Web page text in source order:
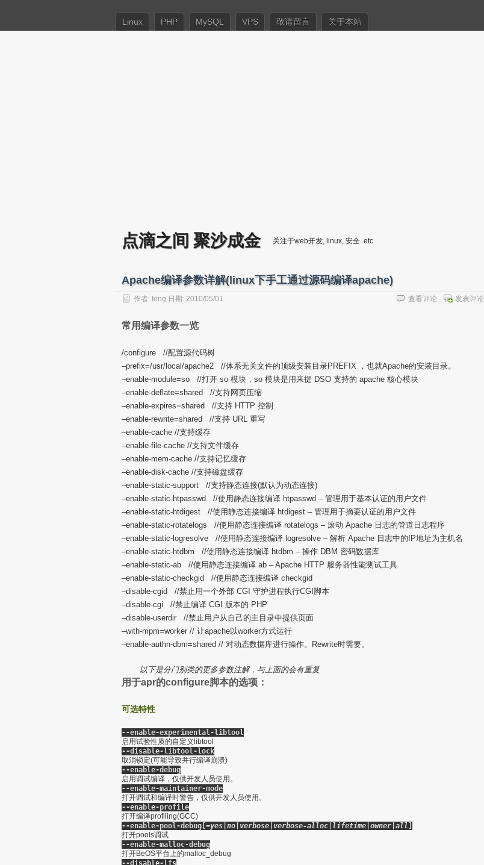
Linux PHP MySQL VPS 敬请留言 关于本站
点滴之间 聚沙成金 关注于web开发, linux, 安全. etc
Apache编译参数详解(linux下手工通过源码编译apache)
作者: feng 日期: 2010/05/01 发表评论
查看评论
常用编译参数一览
/configure //配置源代码树
–prefix=/usr/local/apache2 //体系无关文件的顶级安装目录PREFIX ，也就Apache的安装目录。
–enable-module=so //打开 so 模块，so 模块是用来提 DSO 支持的 apache 核心模块
–enable-deflate=shared //支持网页压缩
–enable-expires=shared //支持 HTTP 控制
–enable-rewrite=shared //支持 URL 重写
–enable-cache //支持缓存
–enable-file-cache //支持文件缓存
–enable-mem-cache //支持记忆缓存
–enable-disk-cache //支持磁盘缓存
–enable-static-support //支持静态连接(默认为动态连接)
–enable-static-htpasswd //使用静态连接编译 htpasswd – 管理用于基本认证的用户文件
–enable-static-htdigest //使用静态连接编译 htdigest – 管理用于摘要认证的用户文件
–enable-static-rotatelogs //使用静态连接编译 rotatelogs – 滚动 Apache 日志的管道日志程序
–enable-static-logresolve //使用静态连接编译 logresolve – 解析 Apache 日志中的IP地址为主机名
–enable-static-htdbm //使用静态连接编译 htdbm – 操作 DBM 密码数据库
–enable-static-ab //使用静态连接编译 ab – Apache HTTP 服务器性能测试工具
–enable-static-checkgid //使用静态连接编译 checkgid
–disable-cgid //禁止用一个外部 CGI 守护进程执行CGI脚本
–disable-cgi //禁止编译 CGI 版本的 PHP
–disable-userdir //禁止用户从自己的主目录中提供页面
–with-mpm=worker // 让apache以worker方式运行
–enable-authn-dbm=shared // 对动态数据库进行操作。Rewrite时需要。
以下是分门别类的更多参数注解，与上面的会有重复
用于apr的configure脚本的选项：
可选特性
--enable-experimental-libtool
启用试验性质的自定义libtool
--disable-libtool-lock
取消锁定(可能导致并行编译崩溃)
--enable-debug
启用调试编译，仅供开发人员使用。
--enable-maintainer-mode
打开调试和编译时警告，仅供开发人员使用。
--enable-profile
打开编译profiling(GCC)
--enable-pool-debug[=yes|no|verbose|verbose-alloc|lifetime|owner|all
打开pools调试
--enable-malloc-debug
打开BeOS平台上的malloc_debug
--disable-lfs